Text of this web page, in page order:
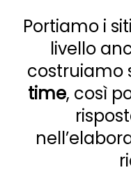
Portiamo i
livello
costruiamo
time, così